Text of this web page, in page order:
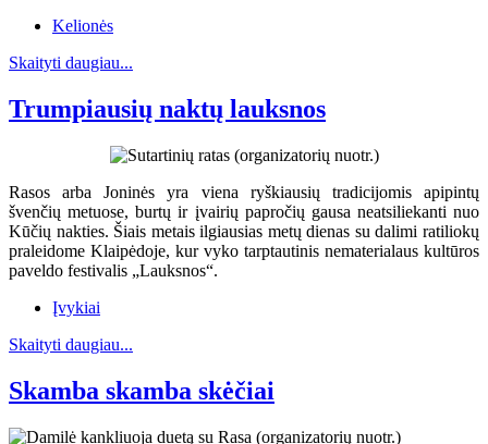
Kelionės
Skaityti daugiau...
Trumpiausių naktų lauksnos
Rasos arba Joninės yra viena ryškiausių tradicijomis apipintų
švenčių metuose, burtų ir įvairių papročių gausa neatsiliekanti nuo
Kūčių nakties. Šiais metais ilgiausias metų dienas su dalimi ratiliokų
praleidome Klaipėdoje, kur vyko tarptautinis nematerialaus kultūros
paveldo festivalis „Lauksnos“.
Įvykiai
Skaityti daugiau...
Skamba skamba skėčiai